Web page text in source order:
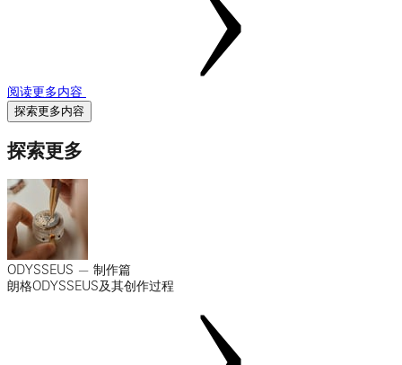
阅读更多内容
探索更多内容
探索更多
ODYSSEUS — 制作篇
朗格ODYSSEUS及其创作过程